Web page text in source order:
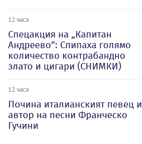
12 часа
Спецакция на „Капитан
Андреево“: Спипаха голямо
количество контрабандно
злато и цигари (СНИМКИ)
12 часа
Почина италианският певец и
автор на песни Франческо
Гучини